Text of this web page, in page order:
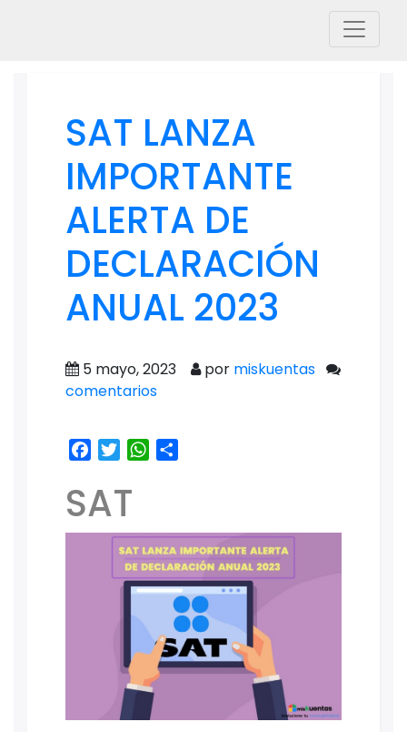
SAT LANZA
IMPORTANTE
ALERTA DE
DECLARACIÓN
ANUAL 2023
5 mayo, 2023 por miskuentas
comentarios
Facebook
TwitterWhatsApp
SAT